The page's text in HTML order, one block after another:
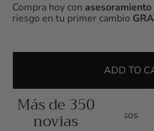
Compra hoy con
riesgo en tu primer cambio
ADD TO
Más de 350
novias
5.0 Zapatos preciosos
5.0